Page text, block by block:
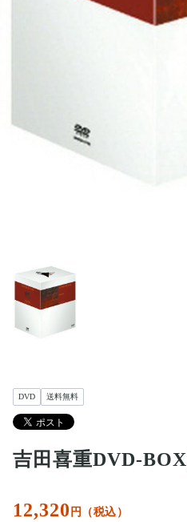
DVD 送料無料
吉田喜重DVD-
12,320 円（税込）